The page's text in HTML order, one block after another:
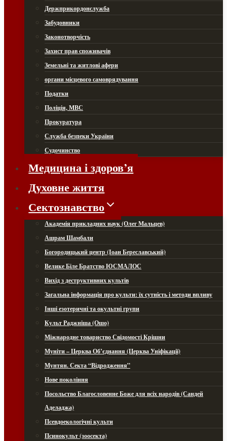
Держприкордонслужба
Забудовники
Законотворчість
Захист прав споживачів
Земельні та житлові афери
органи місцевого самоврядування
Податки
Поліція, МВС
Прокуратура
Служба безпеки України
Судочинство
Медицина і здоров’я
Духовне життя
Сектознавство
Академія прикладних наук (Олег Мальцев)
Ашрам Шамбали
Богородицький центр (Іоан Береславський)
Велике Біле Братство ЮСМАЛОС
Вихід з деструктивних культів
Загальна інформація про культи: їх сутність і методи впливу
Інші езотеричні та окультні групи
Культ Раджніша (Ошо)
Міжнародне товариство Свідомості Крішни
Муніти – Церква Об’єднання (Церква Уніфікації)
Мунтян. Секта “Відродження”
Нове покоління
Посольство Благословенне Боже для всіх народів (Сандей
Аделаджа)
Псевдоекологічні культи
Псинокульт (зоосекта)